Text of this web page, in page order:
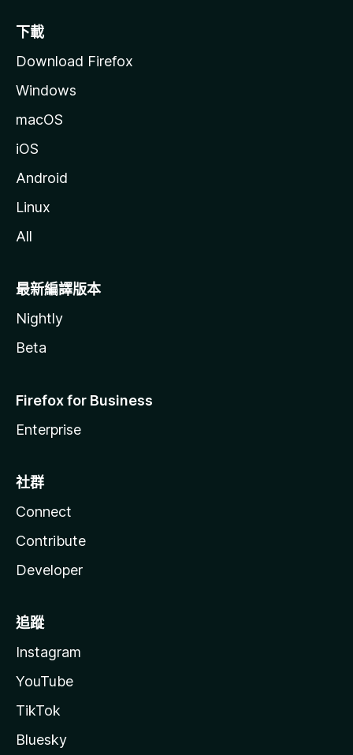
下載
Download Firefox
Windows
macOS
iOS
Android
Linux
All
最新編譯版本
Nightly
Beta
Firefox for Business
Enterprise
社群
Connect
Contribute
Developer
追蹤
Instagram
YouTube
TikTok
Bluesky